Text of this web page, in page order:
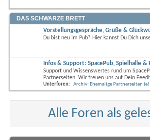
DAS SCHWARZE BRETT
Vorstellungsgespräche, Grüße &
Du bist neu im Pub? Hier kannst Du Dich
Infos & Support: SpacePub, Spielhalle
Support und Wissenswertes rund um
Partnerseiten. Wir freuen uns auf Dein
Unterforen: Archiv: Ehemalige Partnerseiten
Alle Foren als